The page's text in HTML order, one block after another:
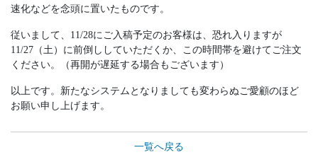
速化などを念頭に置いたものです。
従いまして、11/28にご入稿予定のお客様は、恐れ入りますが
11/27（土）に前倒ししていただくか、この時間帯を避けてご注文
ください。（再開が遅延する場合もございます）
以上です。新たなシステムとなりましても変わらぬご愛顧のほど
お願い申し上げます。
一覧へ戻る